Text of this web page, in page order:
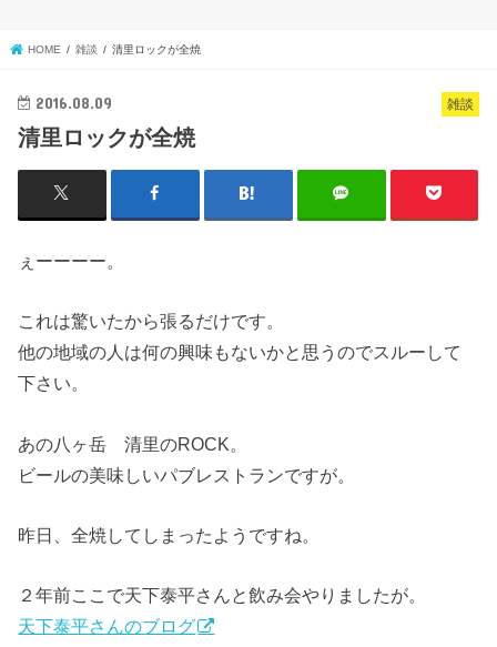
HOME 雑談 清里ロックが全焼
雑談
2016.08.09
清里ロックが全焼
ぇーーーー。
これは驚いたから張るだけです。
他の地域の人は何の興味もないかと思うのでスルーして
下さい。
あの八ヶ岳 清里のROCK。
ビールの美味しいパブレストランですが。
昨日、全焼してしまったようですね。
２年前ここで天下泰平さんと飲み会やりましたが。
天下泰平さんのブログ